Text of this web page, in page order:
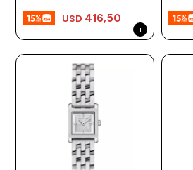
USD 416,50